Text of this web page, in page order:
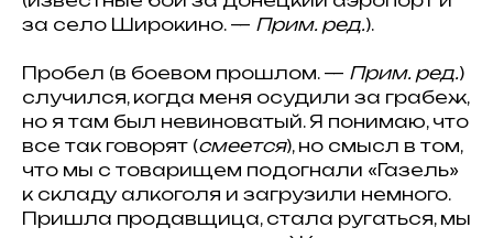
за село Широкино. — Прим. ред.).
Пробел (в боевом прошлом. — Прим. ред.)
случился, когда меня осудили за грабеж,
но я там был невиноватый. Я понимаю, что
все так говорят (смеется), но смысл в том,
что мы с товарищем подогнали «Газель»
к складу алкоголя и загрузили немного.
Пришла продавщица, стала ругаться, мы